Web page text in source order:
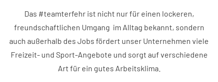
Das #teamterfehr ist nicht nur für einen lockeren,
freundschaftlichen Umgang im Alltag bekannt, sondern
auch außerhalb des Jobs fördert unser Unternehmen viele
Freizeit- und Sport-Angebote und sorgt auf verschiedene
Art für ein gutes Arbeitsklima.